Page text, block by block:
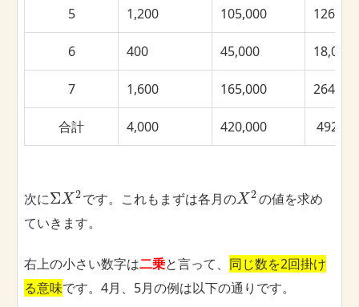
5 1,200 105,000
6 400 45,000
7 1,600 165,000
合計 4,000 420,000
次にΣX2です。これもまずは各月のX2の値を求め
ていきます。
右上の小さい数字は二乗と言って、 同じ数を2回掛け
る意味です。4月、5月の例は以下の通りです。